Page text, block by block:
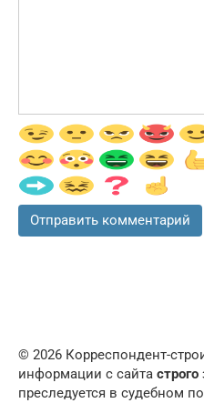
© 2026 Корреспондент-
информации с сайта
преследуется в судебном